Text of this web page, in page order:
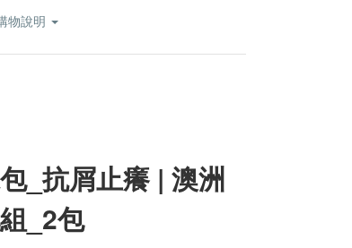
物說明
_抗屑止癢 | 澳洲
_2包